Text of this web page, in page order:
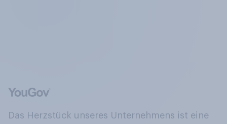
Das Herzstück unseres Unternehmens ist eine